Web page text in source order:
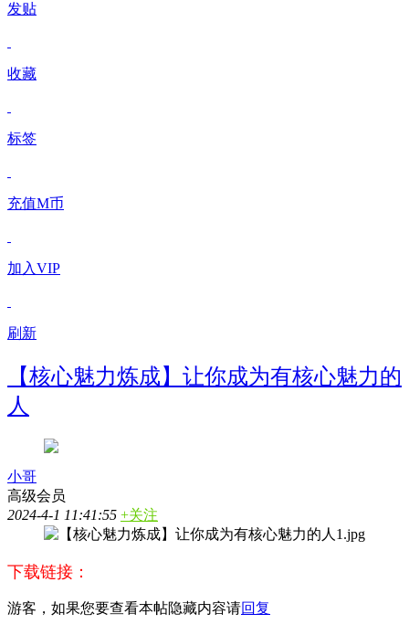
发贴
收藏
标签
充值M币
加入VIP
刷新
【核心魅力炼成】让你成为有核心魅力的
人
小哥
高级会员
2024-4-1 11:41:55 +关注
下载链接：
游客，如果您要查看本帖隐藏内容请回复